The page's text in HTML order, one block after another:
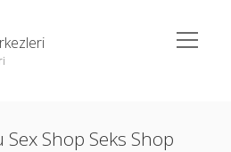
menüyü
aç
Shop Seks Shop